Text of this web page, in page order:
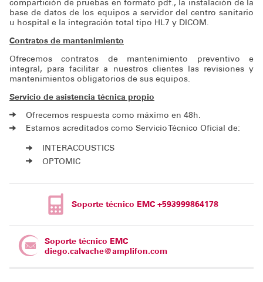
compartición de pruebas en formato pdf., la instalación de la
base de datos de los equipos a servidor del centro sanitario
u hospital e la integración total tipo HL7 y DICOM.
Contratos de mantenimiento
Ofrecemos contratos de mantenimiento preventivo e
integral, para facilitar a nuestros clientes las revisiones y
mantenimientos obligatorios de sus equipos.
Servicio de asistencia técnica propio
Ofrecemos respuesta como máximo en 48h.
Estamos acreditados como Servicio Técnico Oficial de:
INTERACOUSTICS
OPTOMIC
Soporte técnico EMC +593999864178
Soporte técnico EMC
diego.calvache@amplifon.com